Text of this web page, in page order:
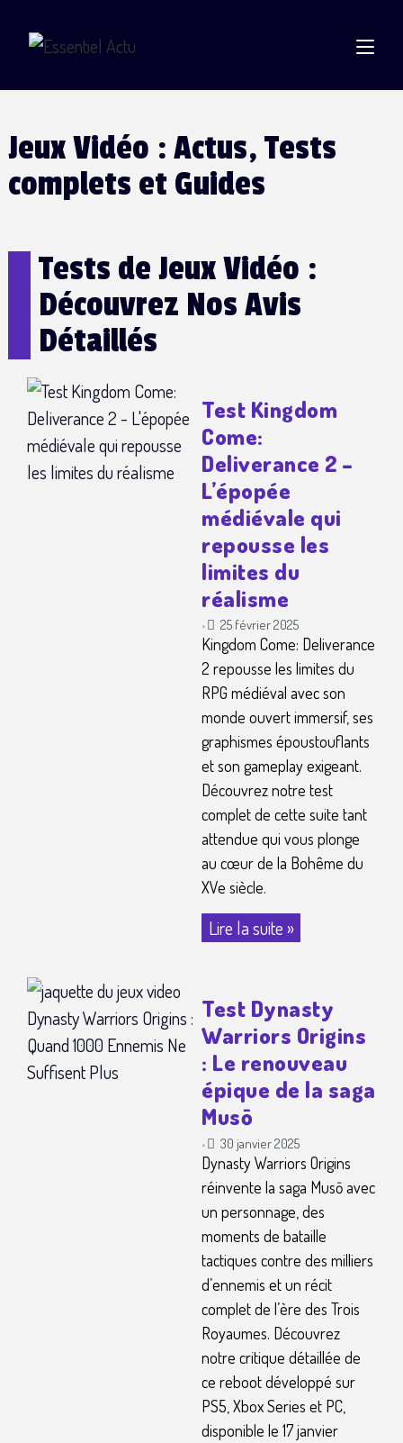
Jeux Vidéo : Actus, Tests
complets et Guides
Tests de Jeux Vidéo :
Découvrez Nos Avis
Détaillés
Test Kingdom
Come:
Deliverance 2 –
L’épopée
médiévale qui
repousse les
limites du
réalisme
• 25 février 2025
Kingdom Come: Deliverance
2 repousse les limites du
RPG médiéval avec son
monde ouvert immersif, ses
graphismes époustouflants
et son gameplay exigeant.
Découvrez notre test
complet de cette suite tant
attendue qui vous plonge
au cœur de la Bohême du
XVe siècle.
Lire la suite »
Test Dynasty
Warriors Origins
: Le renouveau
épique de la saga
Musō
• 30 janvier 2025
Dynasty Warriors Origins
réinvente la saga Musō avec
un personnage, des
moments de bataille
tactiques contre des milliers
d’ennemis et un récit
complet de l’ère des Trois
Royaumes. Découvrez
notre critique détaillée de
ce reboot développé sur
PS5, Xbox Series et PC,
disponible le 17 janvier